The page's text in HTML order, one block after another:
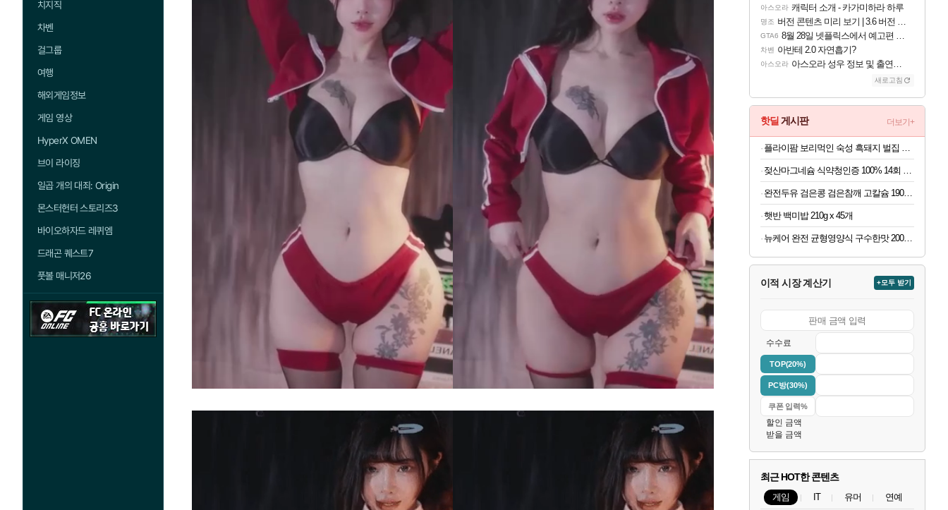
치지직
차벤
걸그룹
여행
해외게임정보
게임 영상
HyperX OMEN
브이 라이징
일곱 개의 대죄: Origin
몬스터헌터 스토리즈3
바이오하자드 레퀴엠
드래곤 퀘스트7
풋볼 매니저26
아스오라 캐릭터 소개 - 카가미하라 하루
명조 버전 콘텐츠 미리 보기 | 3.6 버전 「신기루 속 등불 그림자, 속세에 깃든 검의 결심」이 8월 20일에 업데이트됩니다!
GTA6 8월 28일 넷플릭스에서 예고편 공개 예정
차벤 아반테 2.0 자연흡기?
아스오라 아스오라 성우 정보 및 출연작 모음
새로고침
핫딜 게시판 더보기+
완전두유 검은콩 검은참깨 고칼슘 190ml x 60개
햇반 백미밥 210g x 45개
뉴케어 완전 균형영양식 구수한맛 200ml x 24개
이적 시장 계산기 +모두 받기
수수료
TOP(20%)
PC방(30%)
할인 금액
받을 금액
최근 HOT한 콘텐츠
게임 IT 유머 연예